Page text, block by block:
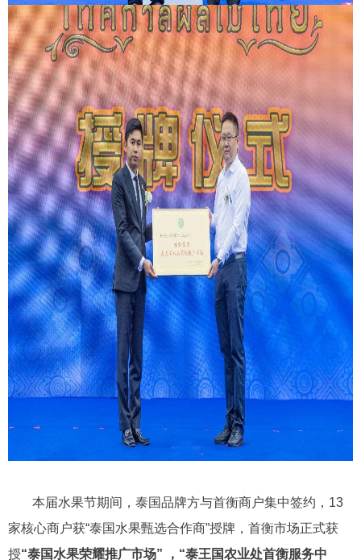
本届水果节期间，泰国品牌方与首衡商户集中签约，13
家核心商户获“泰国水果甄选合作商”授牌，首衡市场正式获
授“泰国水果荣耀推广市场” ，“泰王国农业处首衡服务中